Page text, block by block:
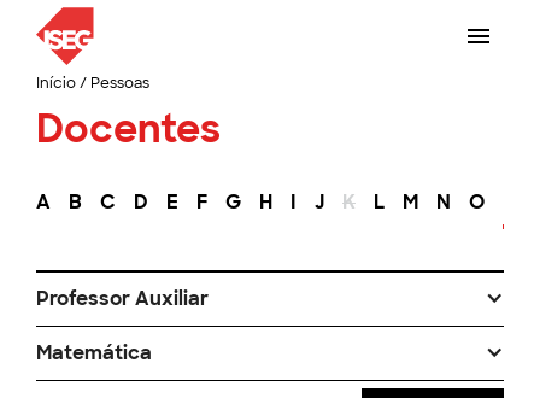
Início/ Pessoas
Docentes
A B C D E F G H I J K L M N O
Professor Auxiliar
Matemática